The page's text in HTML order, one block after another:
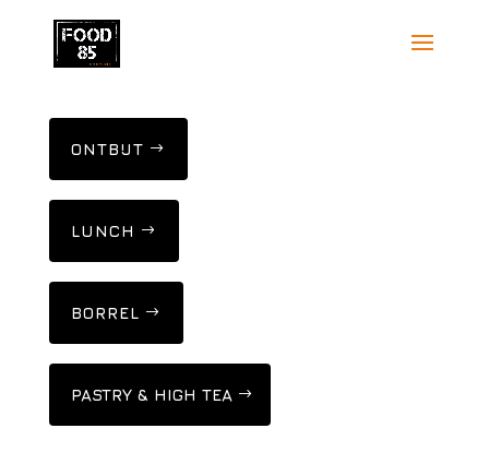
ONTBIJT
LUNCH
BORREL
PASTRY & HIGH TEA